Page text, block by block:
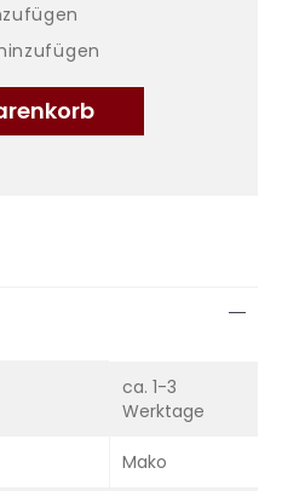
ca. 1-3
Werktage
Mako